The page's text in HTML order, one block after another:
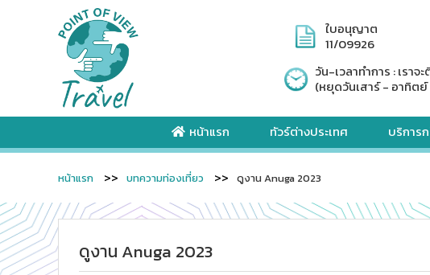
ใบอนุญาต
11/09926
วัน-เวลาทำการ : เรา
(หยุดวันเสาร์ - อาทิต
หน้าแรก ทัวร์ต่างประเทศ บริการ
หน้าแรก บทความท่องเที่ยว ดูงาน Anuga 2023
ดูงาน Anuga 2023